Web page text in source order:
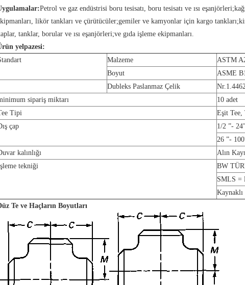
Petrol ve gaz endüstrisi boru tesisatı, boru tesisatı ve ısı
likör tankları ve çürütücüler;gemiler ve kamyonlar için kargo
tanklar, borular ve ısı eşanjörleri;ve gıda işleme ekipmanları.
yelpazesi:
Malzeme
ASTM
Boyut
ASME
Dubleks Paslanmaz Çelik
sipariş miktarı
10 adet
Tipi
Eşit Tee,
çap
1/2 ”-
26 ”-
kalınlığı
Alın
tekniği
BW
SMLS =
Te ve Haçların Boyutları